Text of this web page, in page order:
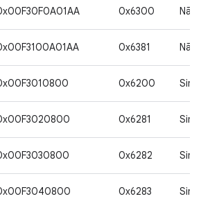
0x6300 Não
0x6381 Não
0x6200 Sim
0x6281 Sim
0x6282 Sim
0x6283 Sim